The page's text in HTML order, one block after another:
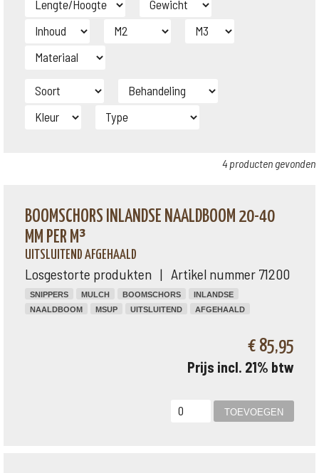
4 producten gevonden
BOOMSCHORS INLANDSE NAALDBOOM 20-40
MM PER M³
UITSLUITEND AFGEHAALD
Losgestorte produkten | Artikel nummer 71200
SNIPPERS MULCH BOOMSCHORS
INLANDSE
NAALDBOOM
MSUP UITSLUITEND AFGEHAALD
€ 85,95
Prijs incl. 21% btw